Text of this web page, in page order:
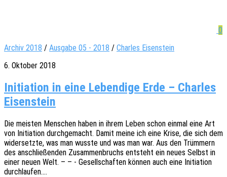
0
Archiv 2018 / Ausgabe 05 - 2018 / Charles Eisenstein
6. Oktober 2018
Initiation in eine Lebendige Erde – Charles
Eisenstein
Die meis­ten Menschen haben in ihrem Leben schon einmal eine Art
von Initia­ti­on durch­ge­macht. Damit meine ich eine Krise, die sich dem
wider­setz­te, was man wusste und was man war. Aus den Trüm­mern
des anschlie­ßen­den Zusam­men­bruchs entsteht ein neues Selbst in
einer neuen Welt. – – - Gesell­schaf­ten können auch eine Initia­ti­on
durchlaufen.…